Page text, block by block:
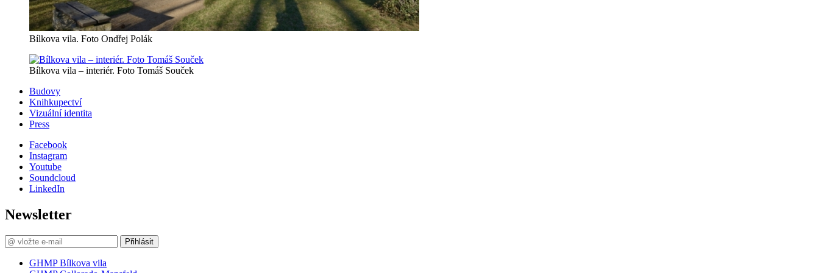
Bílkova vila. Foto Ondřej Polák
Bílkova vila – interiér. Foto Tomáš Souček
Budovy
Knihkupectví
Vizuální identita
Press
Facebook
Instagram
Youtube
Soundcloud
LinkedIn
Newsletter
Přihlásit
GHMP Bílkova vila